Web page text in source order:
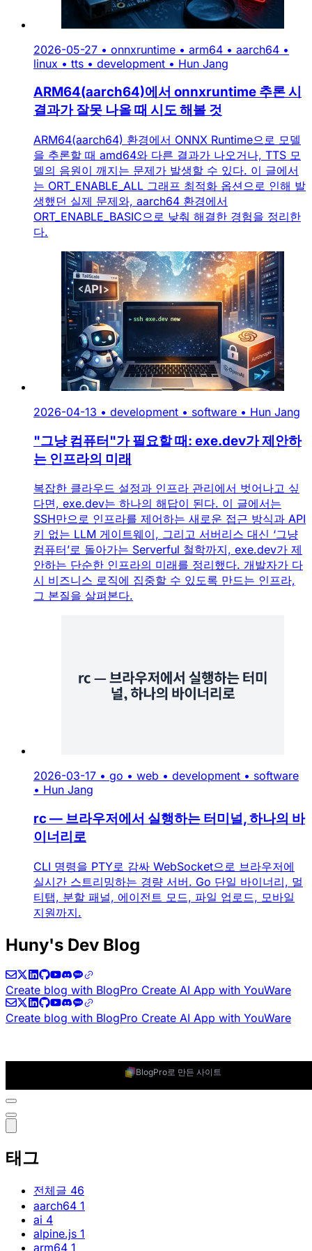
2026-05-27 • onnxruntime • arm64 • aarch64 •
linux • tts • development • Hun Jang
ARM64(aarch64)에서 onnxruntime 추론 시
결과가 잘못 나올 때 시도 해볼 것
ARM64(aarch64) 환경에서 ONNX Runtime으로 모델
을 추론할 때 amd64와 다른 결과가 나오거나, TTS 모
델의 음원이 깨지는 문제가 발생할 수 있다. 이 글에서
는 ORT_ENABLE_ALL 그래프 최적화 옵션으로 인해 발
생했던 실제 문제와, aarch64 환경에서
ORT_ENABLE_BASIC으로 낮춰 해결한 경험을 정리한
다.
2026-04-13 • development • software • Hun Jang
"그냥 컴퓨터"가 필요할 때: exe.dev가 제안하
는 인프라의 미래
복잡한 클라우드 설정과 인프라 관리에서 벗어나고 싶
다면, exe.dev는 하나의 해답이 된다. 이 글에서는
SSH만으로 인프라를 제어하는 새로운 접근 방식과 API
키 없는 LLM 게이트웨이, 그리고 서버리스 대신 ‘그냥
컴퓨터’로 돌아가는 Serverful 철학까지, exe.dev가 제
안하는 단순한 인프라의 미래를 정리했다. 개발자가 다
시 비즈니스 로직에 집중할 수 있도록 만드는 인프라,
그 본질을 살펴본다.
2026-03-17 • go • web • development • software
• Hun Jang
rc — 브라우저에서 실행하는 터미널, 하나의 바
이너리로
CLI 명령을 PTY로 감싸 WebSocket으로 브라우저에
실시간 스트리밍하는 경량 서버. Go 단일 바이너리, 멀
티탭, 분할 패널, 에이전트 모드, 파일 업로드, 모바일
지원까지.
Huny's Dev Blog
Create blog with BlogPro Create AI App with YouWare
Create blog with BlogPro Create AI App with YouWare
BlogPro로 만든 사이트
태그
전체글 46
aarch64 1
ai 4
alpine.js 1
arm64 1